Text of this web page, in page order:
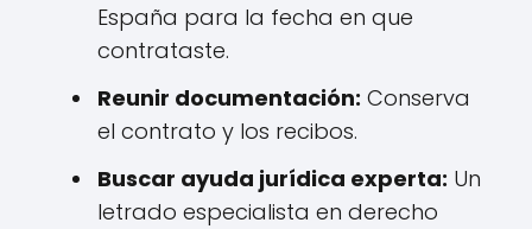
España para la fecha en que
contrataste.
Reunir documentación: Conserva
el contrato y los recibos.
Buscar ayuda jurídica experta: Un
letrado especialista en derecho